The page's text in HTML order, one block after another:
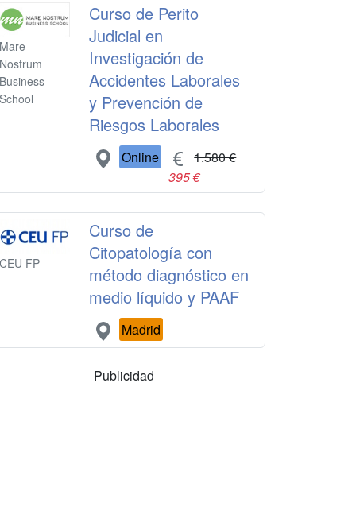
Mare
Nostrum
Business
School
Curso de Perito
Judicial en
Investigación de
Accidentes Laborales
y Prevención de
Riesgos Laborales
Online
1.580 €
395 €
CEU FP
Curso de
Citopatología con
método diagnóstico en
medio líquido y PAAF
Madrid
Publicidad